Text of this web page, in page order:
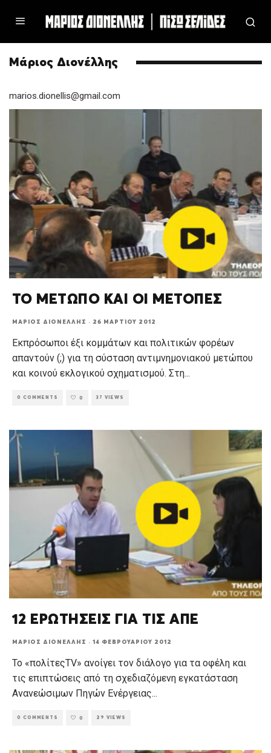
Μάριος Διονέλλης
marios.dionellis@gmail.com
ΤΟ ΜΕΤΩΠΟ ΚΑΙ ΟΙ ΜΕΤΟΠΕΣ
ΜΆΡΙΟΣ ΔΙΟΝΈΛΛΗΣ · 26 ΜΑΡΤΊΟΥ 2012
Εκπρόσωποι έξι κομμάτων και πολιτικών φορέων
απαντούν (;) για τη σύσταση αντιμνημονιακού μετώπου
και κοινού εκλογικού σχηματισμού. Στη...
0 COMMENTS 0 37 VIEWS
12 ΕΡΩΤΗΣΕΙΣ ΓΙΑ ΤΙΣ ΑΠΕ
ΜΆΡΙΟΣ ΔΙΟΝΈΛΛΗΣ · 14 ΦΕΒΡΟΥΑΡΊΟΥ 2012
Το «πολίτεςTV» ανοίγει τον διάλογο για τα οφέλη και
τις επιπτώσεις από τη σχεδιαζόμενη εγκατάσταση
Ανανεώσιμων Πηγών Ενέργειας...
0 COMMENTS 0 29 VIEWS